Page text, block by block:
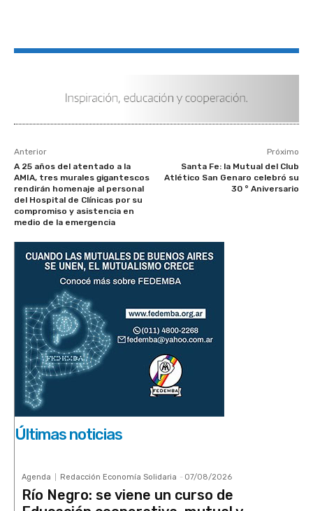
Anterior
A 25 años del atentado a la
AMIA, tres murales gigantescos
rendirán homenaje al personal
del Hospital de Clínicas por su
compromiso y asistencia en
medio de la emergencia
Próximo
Santa Fe: la Mutual del Club
Atlético San Genaro celebró su
30 ° Aniversario
Últimas noticias
Agenda Redacción Economía Solidaria - 07/08/2026
Río Negro: se viene un curso de